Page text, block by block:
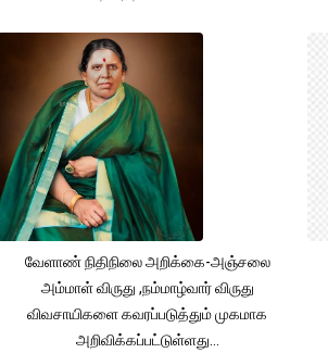
வேளாண் நிதிநிலை அறிக்கை-அஞ்சலை
அம்மாள் விருது ,நம்மாழ்வார் விருது
விவசாயிகளை கவரப்படுத்தும் முகமாக
அறிவிக்கப்பட்டுள்ளது...